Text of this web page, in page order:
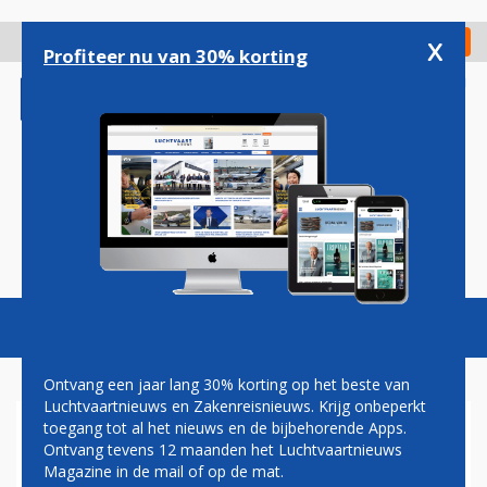
gaan
Check in
Magazine Podcasts Vacatures
FERRYVLUCHT AIRBUS
Profiteer nu van 30% korting x
Ontvang een jaar lang 30% korting op het beste van
Luchtvaartnieuws en Zakenreisnieuws. Krijg onbeperkt
toegang tot al het nieuws en de bijbehorende Apps.
Ontvang tevens 12 maanden het Luchtvaartnieuws
Magazine in de mail of op de mat.